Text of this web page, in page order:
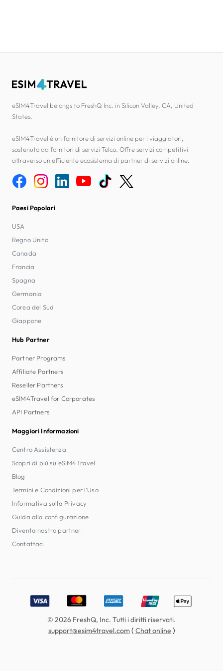
eSIM4Travel belongs to FreshQ Inc. in Silicon Valley, CA, United
States.
eSIM4Travel è un fornitore di servizi online per i viaggiatori,
sostenuto da fornitori di servizi Telco. Offre servizi competitivi
attraverso un efficiente ecosistema di partner di servizi online.
Paesi Popolari
USA
Regno Unito
Canada
Francia
Spagna
Germania
Corea del Sud
Giappone
Hub Partner
Partner Programs
Affiliate Partners
Reseller Partners
eSIM4Travel for Corporates
API Partners
Maggiori Informazioni
Centro Assistenza
Scopri di più su eSIM4Travel
Blog
Termini e Condizioni per l’Uso
Informativa sulla Privacy
Guida alla configurazione
Diventa nostro partner
Contattaci
Accepted payment methods: Visa, MasterCard, American
© 2026 FreshQ, Inc. Tutti i diritti riservati.
support@esim4travel.com( Chat online )